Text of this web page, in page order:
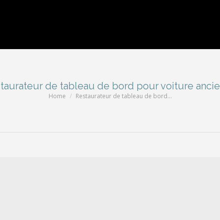
de tableau de bord pour voiture
You are here:
Home Restaurateur de tableau de bord…